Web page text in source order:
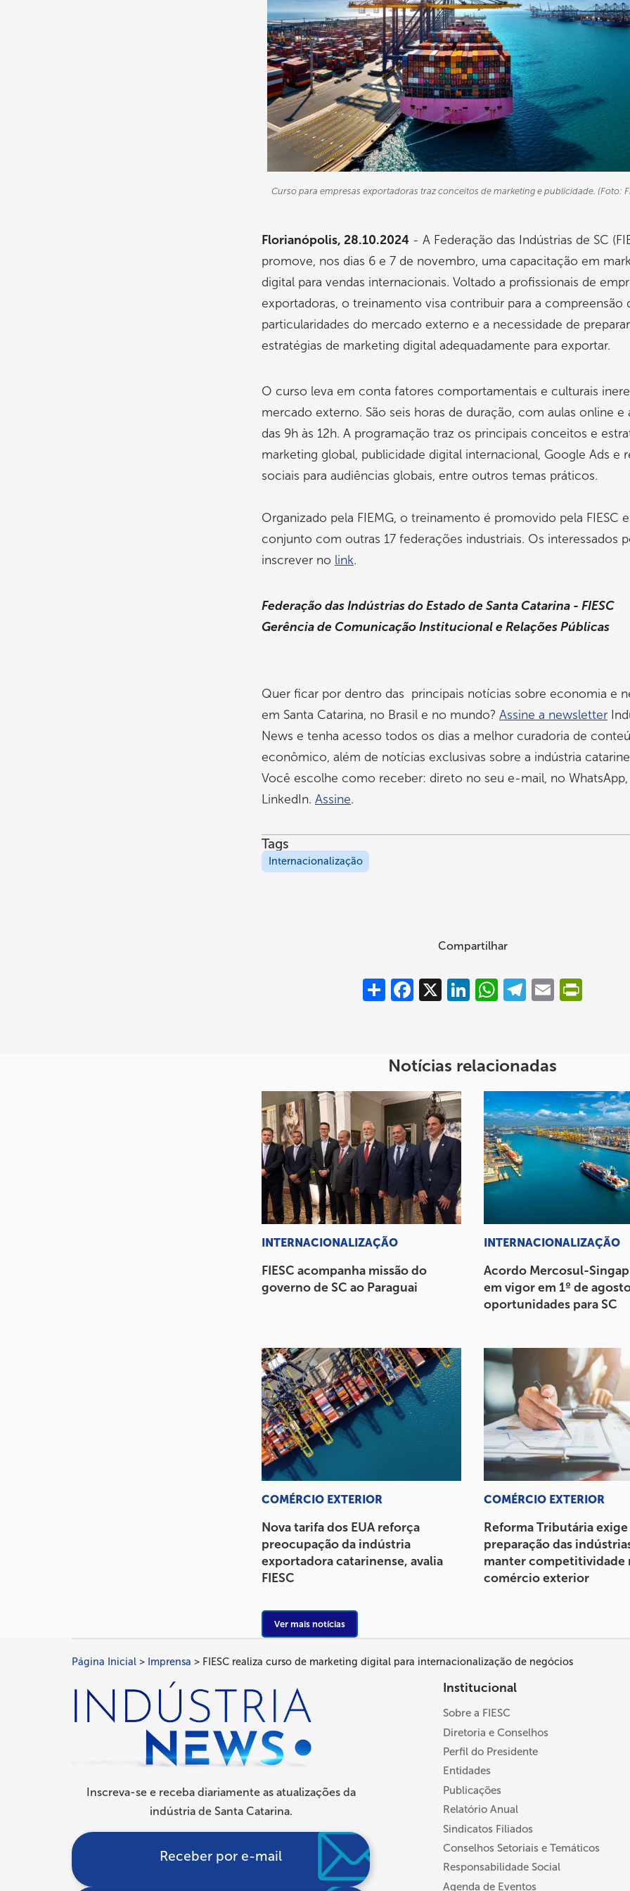
Curso para empresas exportadoras traz conceitos de marketing e publicidade. (Foto:
Florianópolis, 28.10.2024 - A Federação das Indústrias de SC
promove, nos dias 6 e 7 de novembro, uma capacitação em
digital para vendas internacionais. Voltado a profissionais de
exportadoras, o treinamento visa contribuir para a compreensão
particularidades do mercado externo e a necessidade de
estratégias de marketing digital adequadamente para exportar.
O curso leva em conta fatores comportamentais e culturais
mercado externo. São seis horas de duração, com aulas online e
das 9h às 12h. A programação traz os principais conceitos e
marketing global, publicidade digital internacional, Google Ads e
sociais para audiências globais, entre outros temas práticos.
Organizado pela FIEMG, o treinamento é promovido pela FIESC
conjunto com outras 17 federações industriais. Os interessados
inscrever no link.
Federação das Indústrias do Estado de Santa Catarina - FIESC
Gerência de Comunicação Institucional e Relações Públicas
Quer ficar por dentro das principais notícias sobre economia e
em Santa Catarina, no Brasil e no mundo? Assine a newsletter
News e tenha acesso todos os dias a melhor curadoria de
econômico, além de notícias exclusivas sobre a indústria
Você escolhe como receber: direto no seu e-mail, no
LinkedIn. Assine.
Tags
Internacionalização
Compartilhar
Compartilhar
Facebook
X LinkedInWhatsAppTelegram
Email
Notícias relacionadas
INTERNACIONALIZAÇÃO
FIESC acompanha missão do
governo de SC ao Paraguai
INTERNACIONALIZAÇÃO
Acordo Mercosul-
em vigor em 1º de
oportunidades para SC
COMÉRCIO EXTERIOR
Nova tarifa dos EUA reforça
preocupação da indústria
exportadora catarinense, avalia
FIESC
COMÉRCIO EXTERIOR
Reforma Tributária exige
preparação das
manter competitividade
comércio exterior
Ver mais notícias
Trilha
de
navegação
Página Inicial Imprensa FIESC realiza curso de marketing digital para internacionalização de negócios
Inscreva-se e receba diariamente as atualizações da
indústria de Santa Catarina.
Receber por e-mail
Institucional
Sobre a FIESC
Diretoria e Conselhos
Perfil do Presidente
Entidades
Publicações
Relatório Anual
Sindicatos Filiados
Conselhos Setoriais e Temáticos
Responsabilidade Social
Agenda de Eventos